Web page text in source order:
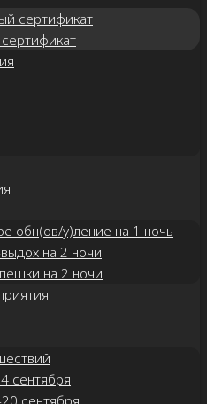
сертификат
обн(ов/у)ление на 1 ночь
на 2 ночи
на 2 ночи
сентября
сентября